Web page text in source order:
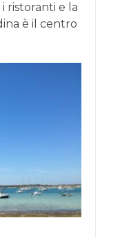
i ristoranti e la
è il centro